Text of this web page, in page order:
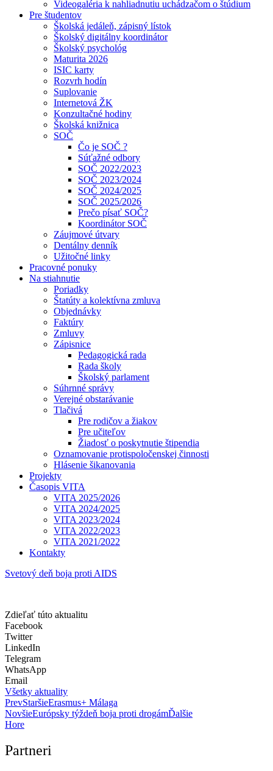
Videogaléria k nahliadnutiu uchádzačom o štúdium
Pre študentov
Školská jedáleň, zápisný lístok
Školský digitálny koordinátor
Školský psychológ
Maturita 2026
ISIC karty
Rozvrh hodín
Suplovanie
Internetová ŽK
Konzultačné hodiny
Školská knižnica
SOČ
Čo je SOČ ?
Súťažné odbory
SOČ 2022/2023
SOČ 2023/2024
SOČ 2024/2025
SOČ 2025/2026
Prečo písať SOČ?
Koordinátor SOČ
Záujmové útvary
Dentálny denník
Užitočné linky
Pracovné ponuky
Na stiahnutie
Poriadky
Štatúty a kolektívna zmluva
Objednávky
Faktúry
Zmluvy
Zápisnice
Pedagogická rada
Rada školy
Školský parlament
Súhrnné správy
Verejné obstarávanie
Tlačivá
Pre rodičov a žiakov
Pre učiteľov
Žiadosť o poskytnutie štipendia
Oznamovanie protispoločenskej činnosti
Hlásenie šikanovania
Projekty
Časopis VITA
VITA 2025/2026
VITA 2024/2025
VITA 2023/2024
VITA 2022/2023
VITA 2021/2022
Kontakty
Svetový deň boja proti AIDS
Zdieľať túto aktualitu
Facebook
Twitter
LinkedIn
Telegram
WhatsApp
Email
Všetky aktuality
PrevStaršieErasmus+ Málaga
NovšieEurópsky týždeň boja proti drogámĎalšie
Hore
Partneri